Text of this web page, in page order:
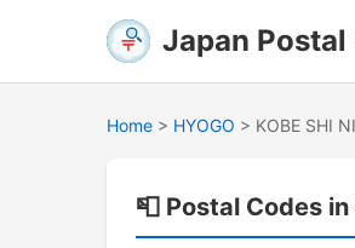
Japan Postal
Home > HYOGO > KOBE SHI
📮 Postal Codes in